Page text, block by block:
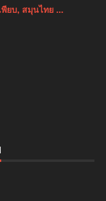
ยบ, สมุนไทย ...